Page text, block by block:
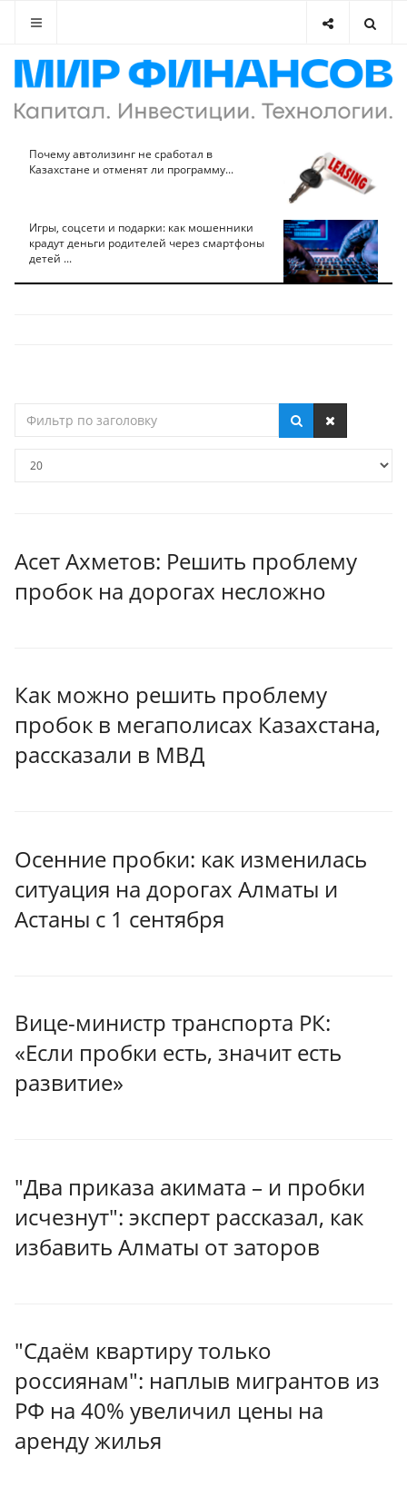
Почему автолизинг не сработал в
Казахстане и отменят ли программу...
Игры, соцсети и подарки: как мошенники
крадут деньги родителей через смартфоны
детей ...
по
Асет Ахметов: Решить проблему
пробок на дорогах несложно
Как можно решить проблему
пробок в мегаполисах Казахстана,
рассказали в МВД
Осенние пробки: как изменилась
ситуация на дорогах Алматы и
Астаны с 1 сентября
Вице-министр транспорта РК:
«Если пробки есть, значит есть
развитие»
"Два приказа акимата – и пробки
исчезнут": эксперт рассказал, как
избавить Алматы от заторов
"Сдаём квартиру только
россиянам": наплыв мигрантов из
РФ на 40% увеличил цены на
аренду жилья